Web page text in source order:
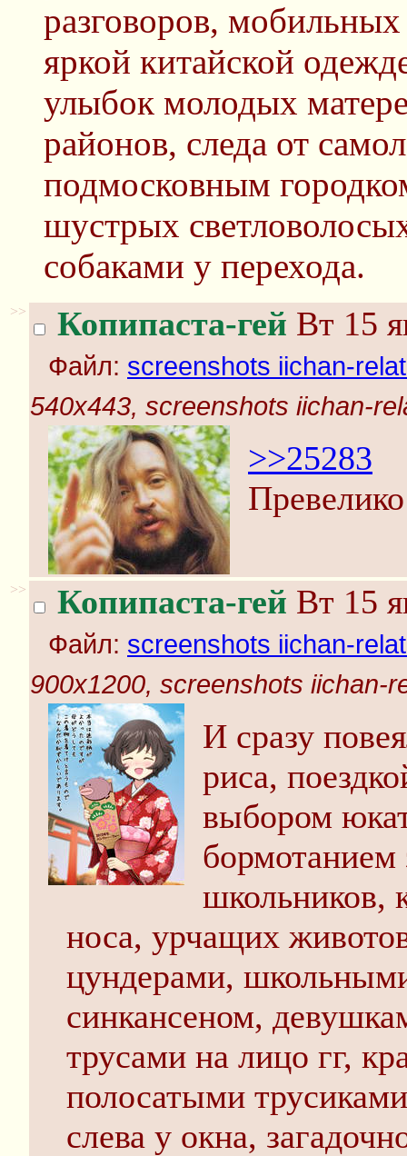
разговоров,
яркой китайской
улыбок молодых
районов, следа от
подмосковным
шустрых
собаками у перехода.
>> Копипаста-гей Вт 15
Файл: screenshots iichan-
540x443, screenshots iichan-
>>25283
>> Копипаста-гей Вт 15
Файл: screenshots iichan-
900x1200, screenshots iichan-
И сразу
риса,
выбором
бормотанием
школьников,
носа, урчащих
цундерами,
синкансеном,
трусами на лицо гг,
полосатыми
слева у окна,